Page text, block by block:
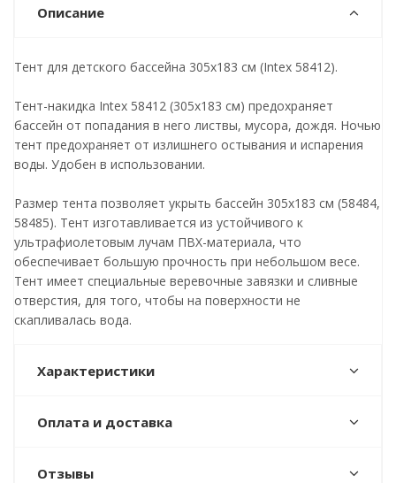
Описание
Тент для детского бассейна 305х183 см (Intex 58412).
Тент-накидка Intex 58412 (305x183 см) предохраняет
бассейн от попадания в него листвы, мусора, дождя. Ночью
тент предохраняет от излишнего остывания и испарения
воды. Удобен в использовании.
Размер тента позволяет укрыть бассейн 305x183 см (58484,
58485). Тент изготавливается из устойчивого к
ультрафиолетовым лучам ПВХ-материала, что
обеспечивает большую прочность при небольшом весе.
Тент имеет специальные веревочные завязки и сливные
отверстия, для того, чтобы на поверхности не
скапливалась вода.
Характеристики
Оплата и доставка
Отзывы